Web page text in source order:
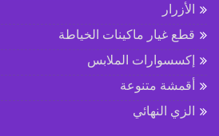
الأزرار
قطع غيار ماكينات الخياطة
إكسسوارات الملابس
أقمشة متنوعة
الزي النهائي